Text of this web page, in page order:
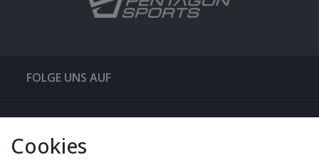
FOLGE UNS AUF
QUICKLINKS & TIPPS
Cookies